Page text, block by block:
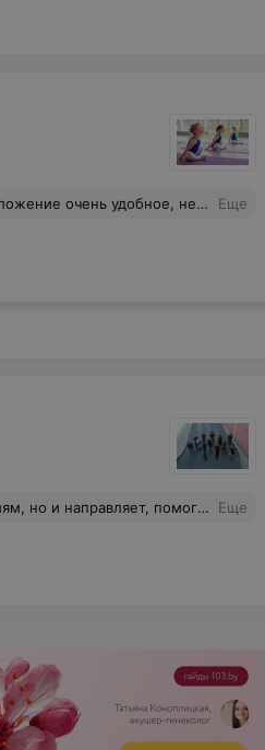
где можно посидеть и много диванчиков. Также если ребёнок забудет взять с собой воду, то всегда смодет набрать её. А родители смогут взять кофе, чай или молоко. Еще
Желаю только успехов в дальнейшем развитии! Еще